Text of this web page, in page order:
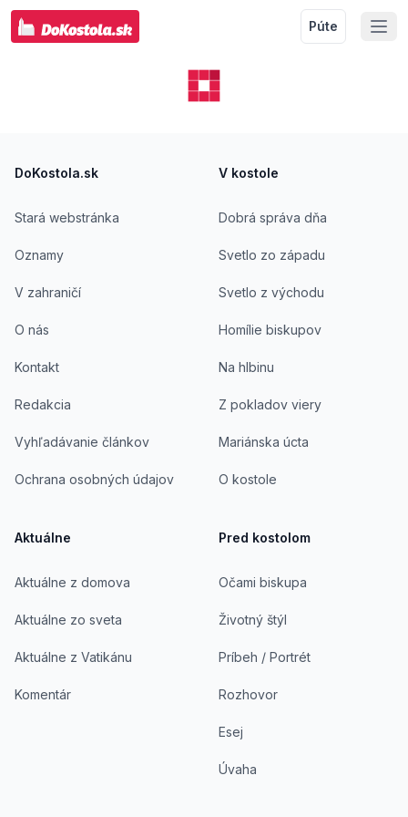
Púte
DoKostola.sk
Stará webstránka
Oznamy
V zahraničí
O nás
Kontakt
Redakcia
Vyhľadávanie článkov
Ochrana osobných údajov
Aktuálne
Aktuálne z domova
Aktuálne zo sveta
Aktuálne z Vatikánu
Komentár
V kostole
Dobrá správa dňa
Svetlo zo západu
Svetlo z východu
Homílie biskupov
Na hlbinu
Z pokladov viery
Mariánska úcta
O kostole
Pred kostolom
Očami biskupa
Životný štýl
Príbeh / Portrét
Rozhovor
Esej
Úvaha